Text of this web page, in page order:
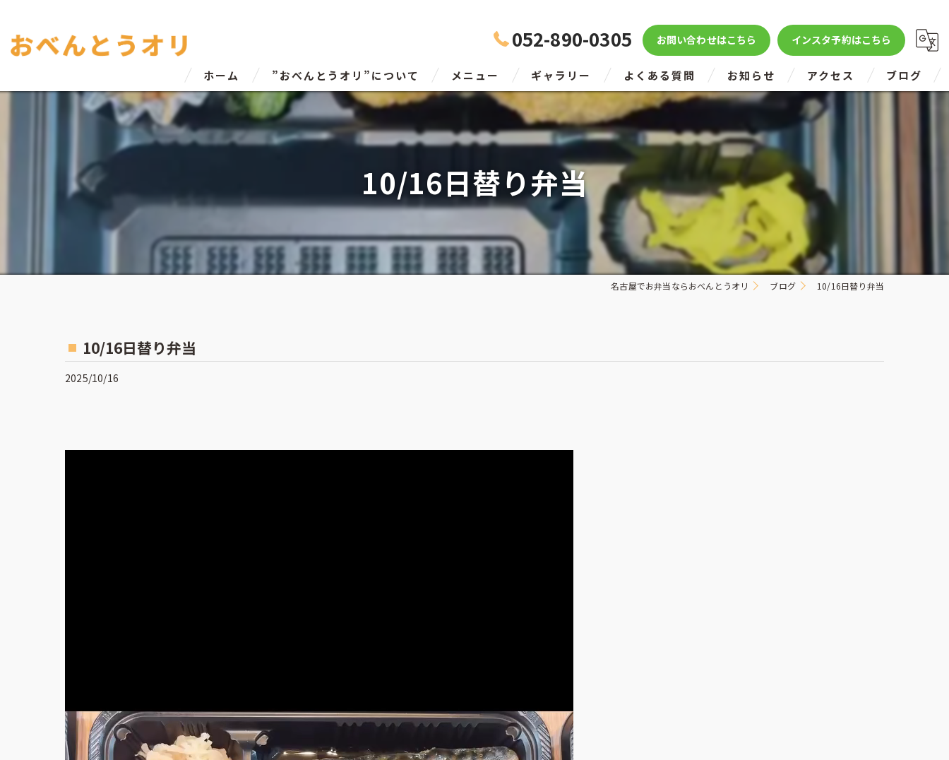
052-890-0305 お問い合わせはこちら インスタ予約はこちら
ホーム ”おべんとうオリ”について メニュー ギャラリー よくある質問 お知らせ アクセス ブログ
10/16日替り弁当
名古屋でお弁当ならおべんとうオリ ブログ 10/16日替り弁当
10/16日替り弁当
2025/10/16